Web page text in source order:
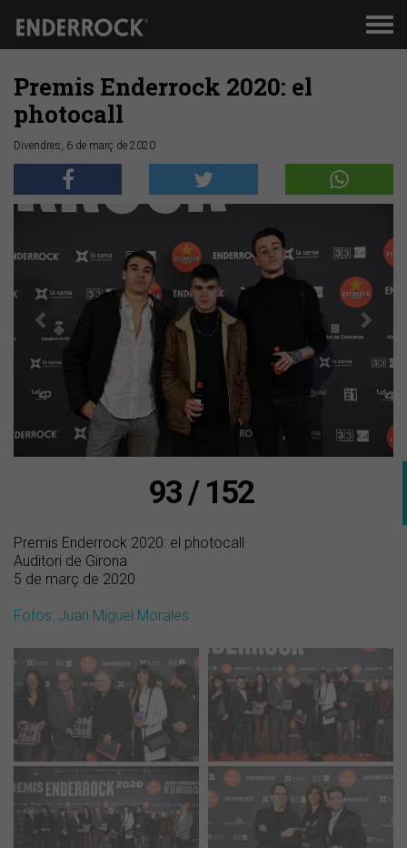
Premis Enderrock 2020: el
photocall
Divendres, 6 de març de 2020
Anterior
93 / 152
Premis Enderrock 2020: el photocall
Auditori de Girona
5 de març de 2020
Fotos: Juan Miguel Morales